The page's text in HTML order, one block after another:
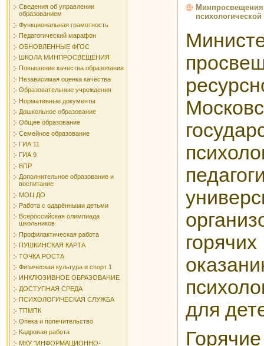
Сведения об управлении
образованием
Функциональная грамотность
Педагогический марафон
ОБНОВЛЕННЫЕ ФГОС
ШКОЛА МИНПРОСВЕЩЕНИЯ
Повышение качества образования
Независимая оценка качества
Образовательные учреждения
Нормативные документы
Дошкольное образование
Общее образование
Семейное образование
ГИА 11
ГИА 9
ВПР
Дополнительное образование и
воспитание
МОЦ ДО
Работа с одарёнными детьми
Всероссийская олимпиада
школьников
Профилактическая работа
ПУШКИНСКАЯ КАРТА
ТОЧКА РОСТА
Физическая культура и спорт 1
ИНКЛЮЗИВНОЕ ОБРАЗОВАНИЕ
ДОСТУПНАЯ СРЕДА
ПСИХОЛОГИЧЕСКАЯ СЛУЖБА
ТПМПК
Опека и попечительство
Кадровая работа
МКУ "ИНФОРМАЦИОННО-
для